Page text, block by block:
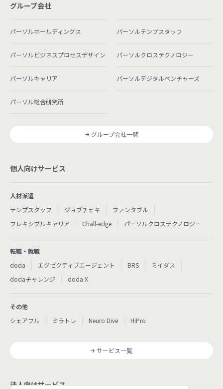
グループ会社
パーソルホールディングス パーソルテンプスタッフ
パーソルビジネスプロセスデザイン パーソルクロステクノロジー
パーソルキャリア パーソルデジタルベンチャーズ
パーソル総合研究所
グループ会社一覧
個人向けサービス
人材派遣
テンプスタッフ
ジョブチェキ
ファンタブル
フレキシブルキャリア
Chall-edge パーソルクロステクノロジー
転職・就職
doda
エグゼクティブエージェント BRS
ミイダス
dodaチャレンジ
doda X
その他
シェアフル
ミラトレ Neuro Dive HiPro
サービス一覧
法人向けサービス